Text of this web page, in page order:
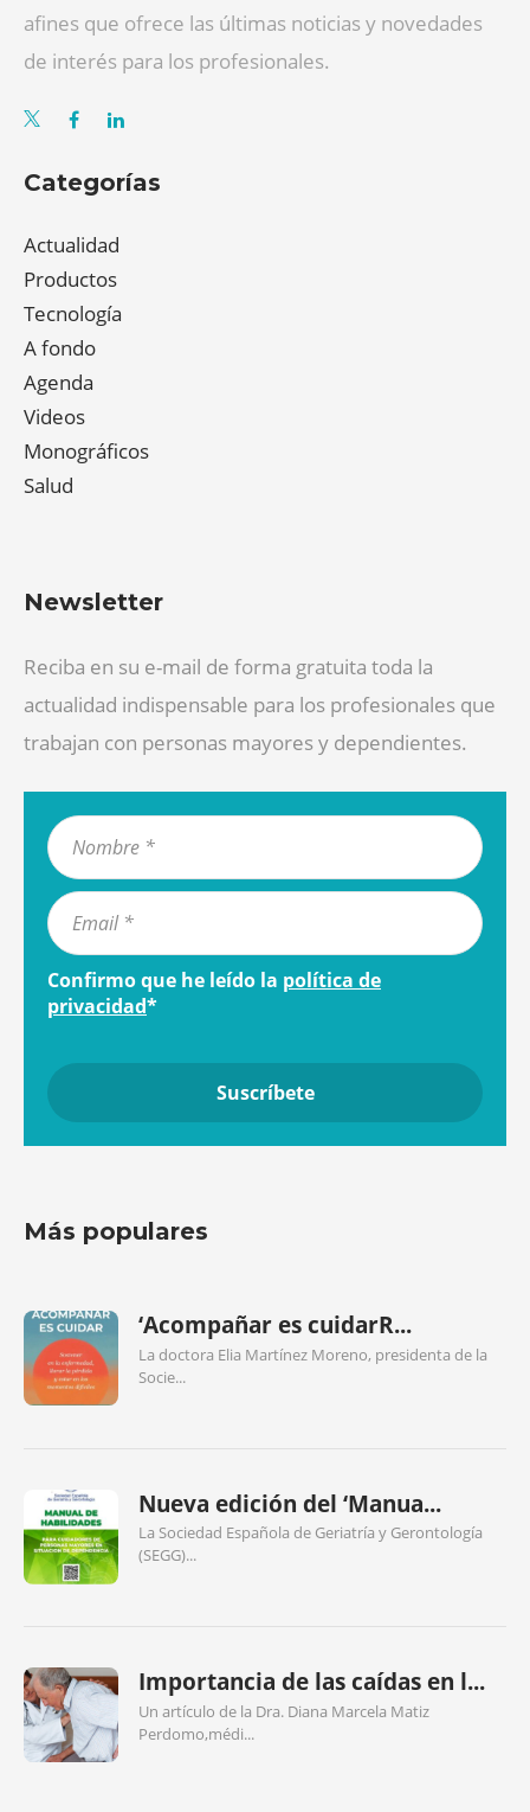
afines que ofrece las últimas noticias y novedades
de interés para los profesionales.
Categorías
Actualidad
Productos
Tecnología
A fondo
Agenda
Videos
Monográficos
Salud
Newsletter
Reciba en su e-mail de forma gratuita toda la
actualidad indispensable para los profesionales que
trabajan con personas mayores y dependientes.
Confirmo que he leído la política de
privacidad*
Más populares
‘Acompañar es cuidarR...
La doctora Elia Martínez Moreno, presidenta de la
Socie...
Nueva edición del ‘Manua...
La Sociedad Española de Geriatría y Gerontología
(SEGG)...
Importancia de las caídas en l...
Un artículo de la Dra. Diana Marcela Matiz
Perdomo,médi...